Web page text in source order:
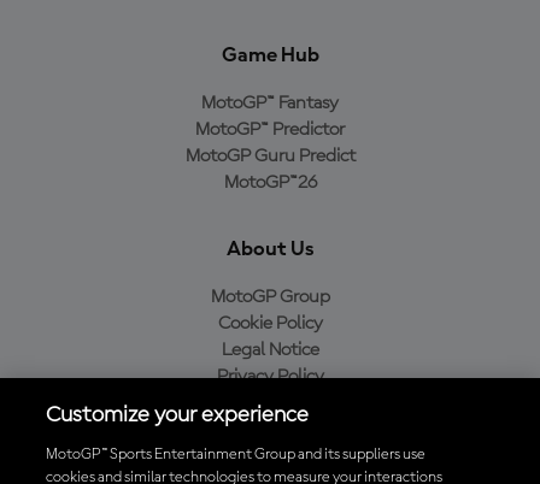
Game Hub
MotoGP™ Fantasy
MotoGP™ Predictor
MotoGP Guru Predict
MotoGP™26
About Us
MotoGP Group
Cookie Policy
Legal Notice
Privacy Policy
Purchase Policy
Customize your experience
MotoGP™ Sports Entertainment Group and its suppliers use
cookies and similar technologies to measure your interactions